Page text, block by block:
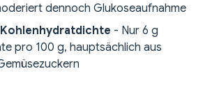
dennoch Glukoseaufnahme
Kohlenhydratdichte - Nur 6 g
pro 100 g, hauptsächlich aus